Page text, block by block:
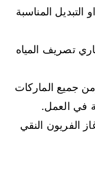
التبديل المناسبة
تصريف المياه
جميع الماركات
في العمل.
الفريون النقي